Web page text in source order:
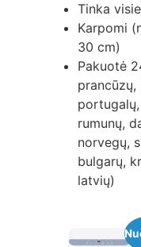
Tinka
Karpomi
30 cm)
Pakuotė
prancūzų,
rumunų,
norvegų,
bulgarų,
latvių)